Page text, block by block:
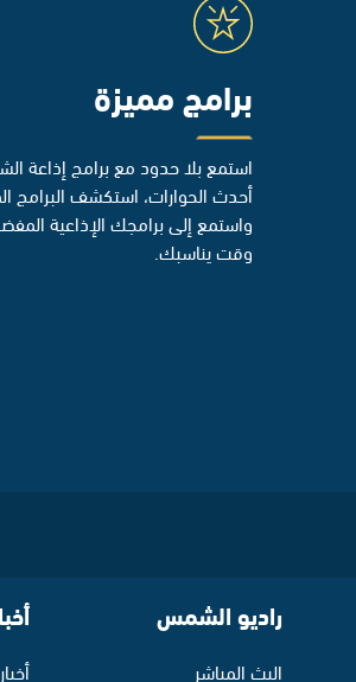
برامج مميزة
استمع بلا حدود مع برامج إذاعة
أحدث الحوارات، استكشف البرامج
واستمع إلى برامجك الإذاعية
وقت يناسبك.
راديو الشمس
البث المباشر